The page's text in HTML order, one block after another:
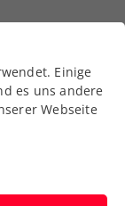
Einige
es uns andere
Webseite